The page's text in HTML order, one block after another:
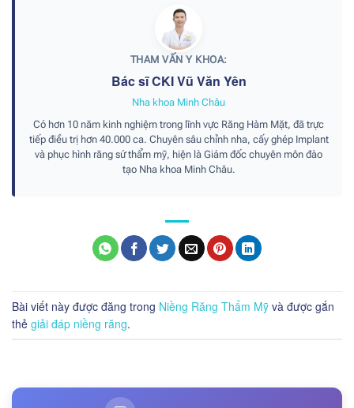
THAM VẤN Y KHOA:
Bác sĩ CKI Vũ Văn Yên
Nha khoa Minh Châu
Có hơn 10 năm kinh nghiệm trong lĩnh vực Răng Hàm Mặt, đã trực
tiếp điều trị hơn 40.000 ca. Chuyên sâu chỉnh nha, cấy ghép Implant
và phục hình răng sứ thẩm mỹ, hiện là Giám đốc chuyên môn đào
tạo Nha khoa Minh Châu.
Bài viết này được đăng trong Niềng Răng Thẩm Mỹ và được gắn
thẻ giải đáp niềng răng.